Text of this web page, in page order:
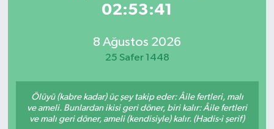
02:53:41
8 Ağustos 2026
25 Safer 1448
Ölüyü (kabre kadar) üç şey takip eder: Âile fertleri, malı
ve ameli. Bunlardan ikisi geri döner, biri kalır: Âile fertleri
ve malı geri döner, ameli (kendisiyle) kalır. (Hadis-i şerif)